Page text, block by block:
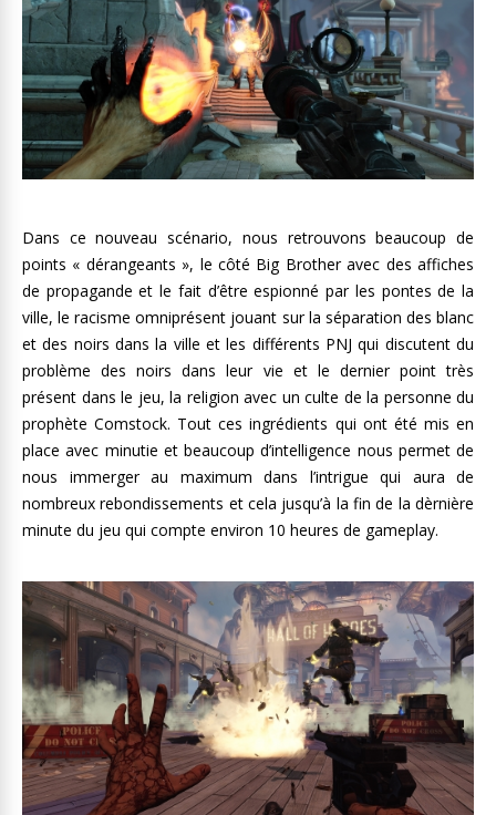
Dans ce nouveau scénario, nous retrouvons beaucoup de
points « dérangeants », le côté Big Brother avec des affiches
de propagande et le fait d’être espionné par les pontes de la
ville, le racisme omniprésent jouant sur la séparation des blanc
et des noirs dans la ville et les différents PNJ qui discutent du
problème des noirs dans leur vie et le dernier point très
présent dans le jeu, la religion avec un culte de la personne du
prophèteComstock. Tout ces ingrédients qui ont été mis en
place avec minutie et beaucoup d’intelligence nous permet de
nous immerger au maximum dans l’intrigue qui aura de
nombreux rebondissements et cela jusqu’à la fin de la dèrnière
minute du jeu qui compte environ 10 heures de gameplay.